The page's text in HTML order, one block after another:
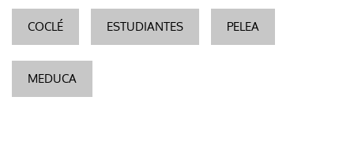
COCLÉ ESTUDIANTES PELEA
MEDUCA